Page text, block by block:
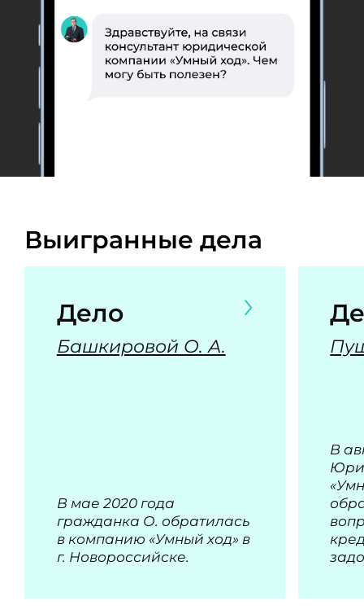
Выигранные дела
Дело
Башкировой О. А.
В мае 2020 года
гражданка О. обратилась
в компанию «Умный ход» в
г. Новороссийске.
В